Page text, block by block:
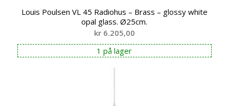
Louis Poulsen VL 45 Radiohus – Brass – glossy white
opal glass. Ø25cm.
kr6.205,00
1 på lager